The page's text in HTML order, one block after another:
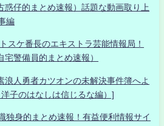
惑仔的まとめ速報）話題な動画取り上
編
スケ番長のエキストラ芸能情報局！
宅警備員的まとめ速報）
浪人勇者カツオンの未解決事件簿へよ
子のはなしは信じるな編）]
身的まとめ速報！有益便利情報サイ